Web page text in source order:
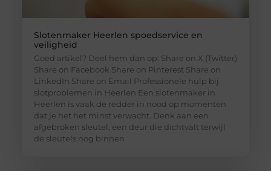
Slotenmaker Heerlen spoedservice en
veiligheid
Goed artikel? Deel hem dan op: Share on X (Twitter)
Share on Facebook Share on Pinterest Share on
LinkedIn Share on Email Professionele hulp bij
slotproblemen in Heerlen Een slotenmaker in
Heerlen is vaak de redder in nood op momenten
dat je het het minst verwacht. Denk aan een
afgebroken sleutel, een deur die dichtvalt terwijl
de sleutels nog binnen